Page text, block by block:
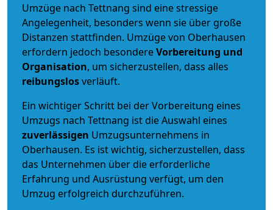
Umzüge nach Tettnang sind eine stressige
Angelegenheit, besonders wenn sie über große
Distanzen stattfinden. Umzüge von Oberhausen
erfordern jedoch besondereVorbereitung und
Organisation, um sicherzustellen, dass alles
reibungslosverläuft.
Ein wichtiger Schritt bei der Vorbereitung eines
Umzugs nach Tettnang ist die Auswahl eines
zuverlässigen Umzugsunternehmens in
Oberhausen. Es ist wichtig, sicherzustellen, dass
das Unternehmen über die erforderliche
Erfahrung und Ausrüstung verfügt, um den
Umzug erfolgreich durchzuführen.